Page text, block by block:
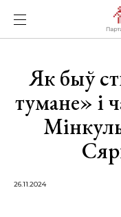
Як быў
тумане» і
26.11.2024